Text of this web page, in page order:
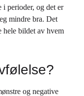
i perioder, og det er
mindre bra. Det
hele bildet av hvem
og negative